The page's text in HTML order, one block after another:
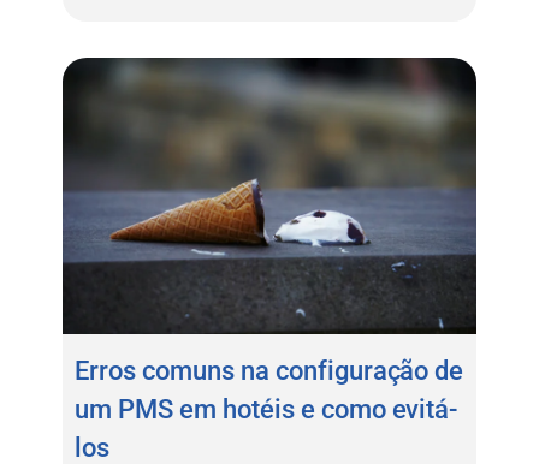
Erros comuns na configuração de
um PMS em hotéis e como evitá-
los